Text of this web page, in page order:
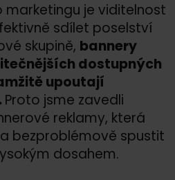
marketingu je viditelnost
sdílet poselství
skupině, bannery
dostupných
upoutají
Proto jsme zavedli
reklamy, která
bezproblémově spustit
dosahem.